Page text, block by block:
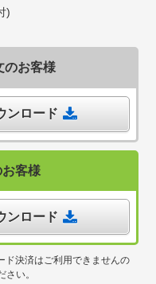
)
のお客様
ンロード
客様
ンロード
ド決済はご利用できませんの
さい。